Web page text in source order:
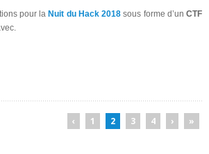
pour la Nuit du Hack 2018 sous forme d’unCTF
‹ 1 2 3 4 › »